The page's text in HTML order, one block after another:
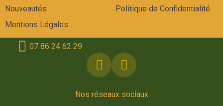
Nouveautés
Mentions Légales
Politique de Confidentialité
Nos réseaux sociaux
07 86 24 62 29